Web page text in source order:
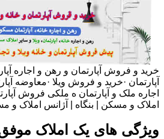
خرید و فروش آپارتمان و رهن و اجاره
آپارتمان ·خرید و فروش ویلا ·معاوضه
اجاره ملک و آپارتمان ه ملکی فروش
املاک و مسکن | بنگاه | آژانس املاک و
ویژگی های یک املاک